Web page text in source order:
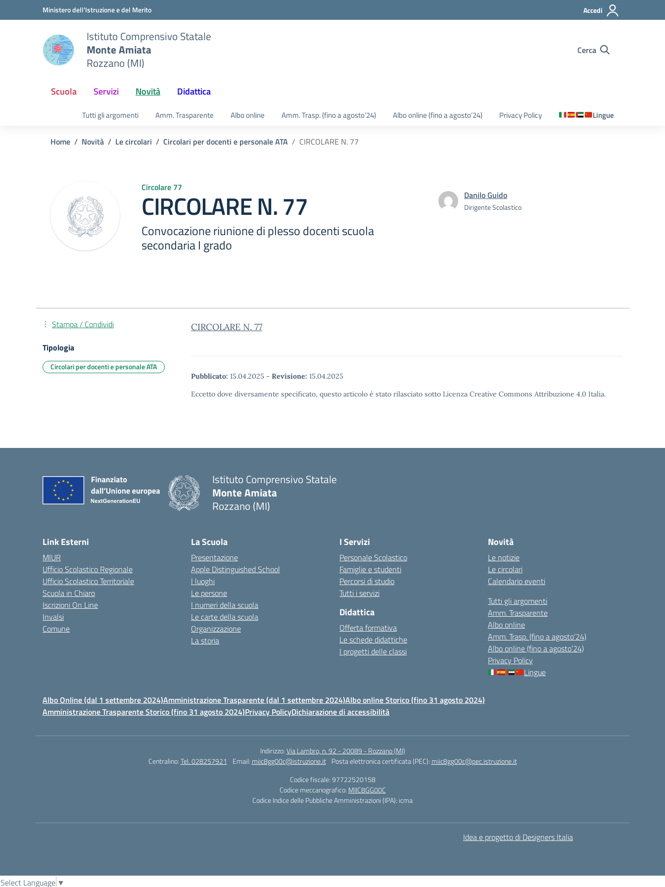
Vai ai contenuti
Vai al menu di navigazioneMinistero dell'Istruzione e del Merito Accedi
Istituto Comprensivo Statale
Monte Amiata
Rozzano (MI)
Cerca
Scuola Servizi Novità Didattica
Tutti gli argomenti Amm. Trasparente Albo online Amm. Trasp. (fino a agosto’24) Albo online (fino a agosto’24) Privacy Policy Lingue
Home Novità Le circolari Circolari per docenti e personale ATA CIRCOLARE N. 77
Circolare 77
CIRCOLARE N. 77
Convocazione riunione di plesso docenti scuola
secondaria I grado
Danilo Guido
Dirigente Scolastico
CIRCOLARE N. 77
Pubblicato: 15.04.2025 - Revisione: 15.04.2025
Eccetto dove diversamente specificato, questo articolo è stato rilasciato sotto Licenza Creative Commons Attribuzione 4.0 Italia.
Stampa / Condividi
Tipologia
Circolari per docenti e personale ATA
Istituto Comprensivo Statale
Monte Amiata
Rozzano (MI)
Link Esterni
MIUR
Ufficio Scolastico Regionale
Ufficio Scolastico Territoriale
Scuola in Chiaro
Iscrizioni On Line
Invalsi
Comune
La Scuola
Presentazione
Apple Distinguished School
I luoghi
Le persone
I numeri della scuola
Le carte della scuola
Organizzazione
La storia
I Servizi
Personale Scolastico
Famiglie e studenti
Percorsi di studio
Tutti i servizi
Didattica
Offerta formativa
Le schede didattiche
I progetti delle classi
Novità
Le notizie
Le circolari
Calendario eventi
Tutti gli argomenti
Amm. Trasparente
Albo online
Amm. Trasp. (fino a agosto’24)
Albo online (fino a agosto’24)
Privacy Policy
Lingue
Albo Online (dal 1 settembre 2024)Amministrazione Trasparente (dal 1 settembre 2024)Albo online Storico (fino 31 agosto 2024)
Amministrazione Trasparente Storico (fino 31 agosto 2024)Privacy PolicyDichiarazione di accessibilità
Indirizzo:Via Lambro, n. 92 - 20089 - Rozzano (MI)
Centralino:Tel. 028257921 Email: miic8gg00c@istruzione.it Posta elettronica certificata (PEC): miic8gg00c@pec.istruzione.it
Codice fiscale: 97722520158
Codice meccanografico: MIIC8GG00C
Codice Indice delle Pubbliche Amministrazioni (IPA): icma
Idea e progetto di Designers Italia
Select Language ▼